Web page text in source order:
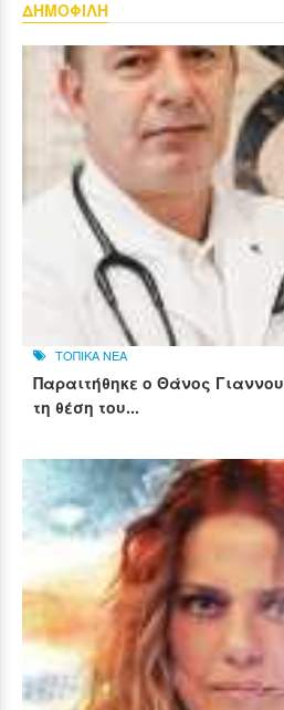
ΔΗΜΟΦΙΛΗ
ΤΟΠΙΚΑ ΝΕΑ
Παραιτήθηκε ο Θάνος
τη θέση του...